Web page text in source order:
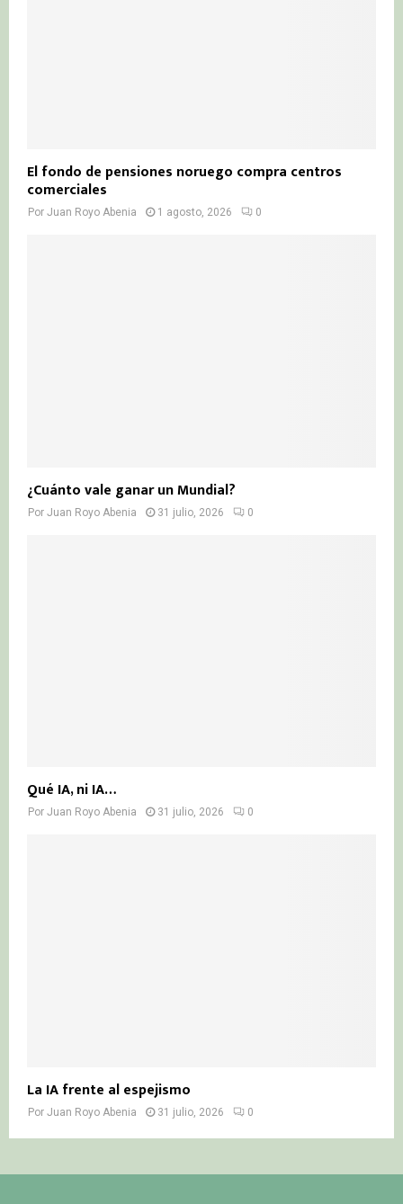
El fondo de pensiones noruego compra centros
comerciales
Por Juan Royo Abenia 1 agosto, 2026 0
¿Cuánto vale ganar un Mundial?
Por Juan Royo Abenia 31 julio, 2026 0
Qué IA, ni IA…
Por Juan Royo Abenia 31 julio, 2026 0
La IA frente al espejismo
Por Juan Royo Abenia 31 julio, 2026 0